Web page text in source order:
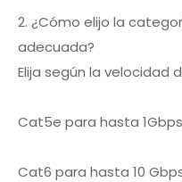
2. ¿Cómo elijo la
adecuada?
Elija según la velocidad
Cat5e para hasta 1Gbps
Cat6 para hasta 10